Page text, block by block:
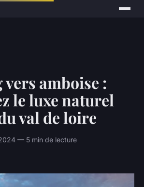
amboise :
le luxe naturel
val de loire
— 5 min de lecture